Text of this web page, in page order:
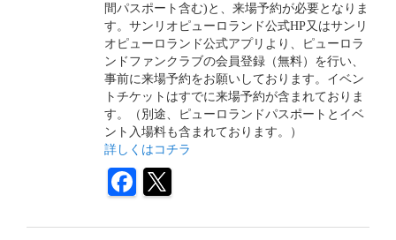
間パスポート含む) と、来場予約が必要となりま
す。サンリオピューロランド公式HP又はサンリ
オピューロランド公式アプリより、ピューロラ
ンドファンクラブの会員登録（無料）を行い、
事前に来場予約をお願いしております。イベン
トチケットはすでに来場予約が含まれておりま
す。（別途、ピューロランドパスポートとイベ
ント入場料も含まれております。）
詳しくはコチラ